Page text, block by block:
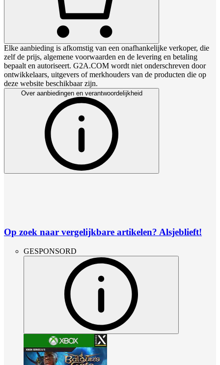
Elke aanbieding is afkomstig van een onafhankelijke verkoper, die
zelf de prijs, algemene voorwaarden en de levering en betaling
bepaalt en autoriseert. G2A.COM wordt niet onderschreven door
ontwikkelaars, uitgevers of merkhouders van de producten die op
deze website beschikbaar zijn.
Over aanbiedingen en verantwoordelijkheid
Op zoek naar vergelijkbare artikelen? Alsjeblieft!
GESPONSORD